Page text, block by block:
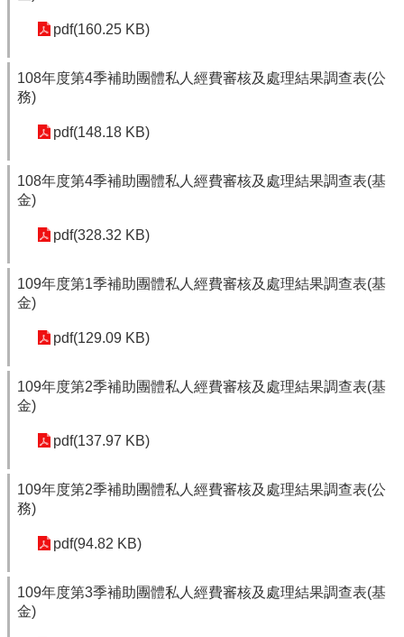
pdf(160.25 KB)
108年度第4季補助團體私人經費審核及處理結果調查表(公
務)
pdf(148.18 KB)
108年度第4季補助團體私人經費審核及處理結果調查表(基
金)
pdf(328.32 KB)
109年度第1季補助團體私人經費審核及處理結果調查表(基
金)
pdf(129.09 KB)
109年度第2季補助團體私人經費審核及處理結果調查表(基
金)
pdf(137.97 KB)
109年度第2季補助團體私人經費審核及處理結果調查表(公
務)
pdf(94.82 KB)
109年度第3季補助團體私人經費審核及處理結果調查表(基
金)